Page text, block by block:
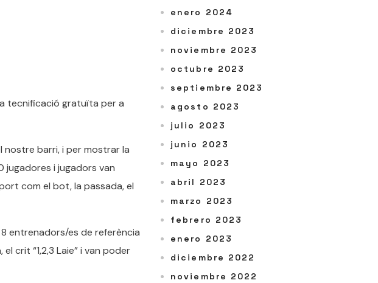
tecnificació gratuïta per a
barri, i per mostrar la
jugadores i jugadors van
com el bot, la passada, el
entrenadors/es de referència
crit “1,2,3 Laie” i van poder
enero 2024
diciembre 2023
noviembre 2023
octubre 2023
septiembre 2023
agosto 2023
julio 2023
junio 2023
mayo 2023
abril 2023
marzo 2023
febrero 2023
enero 2023
diciembre 2022
noviembre 2022